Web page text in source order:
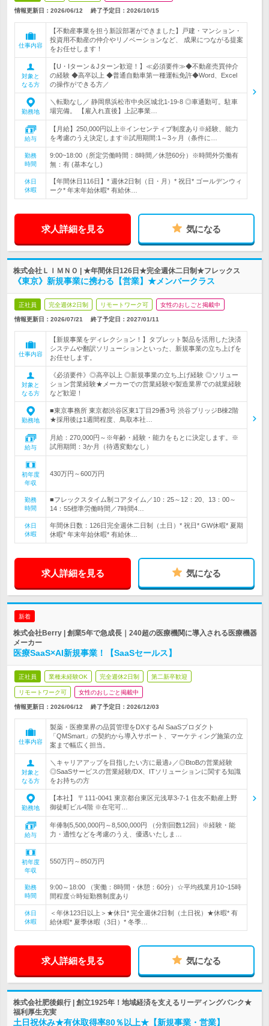
情報更新日：2026/06/12 終了予定日： 2026/10/15
仕事内容
【不動産事業を担う新設部署ができました】戸建・マンション・
投資用不動産の仲介やリノベーションなど、 成果につながる提案
をお任せします！
対象と
なる方
【U・Iターン＆Jターン歓迎！】≪必須要件≫◆不動産売買仲介
の経験 ◆高卒以上 ◆普通自動車第一種運転免許◆Word、Excel
の操作ができる方／
勤務地
＼転勤なし／ 静岡県浜松市中央区城北1-19-8 ◎車通勤可。駐車
場完備。 【雇入れ直後】上記事業…
給与
【月給】250,000円以上※インセンティブ制度あり※経験、能力
を考慮のうえ決定します※試用期間:1～3ヶ月（条件に…
勤務
時間
9:00~18:00（所定労働時間：8時間／休憩60分）※時間外労働有
無：有 (基本なし)
休日
休暇
【年間休日116日】* 週休2日制（日・月）* 祝日* ゴールデンウィ
ーク* 年末年始休暇* 有給休…
求人詳細を見る 気になる
株式会社ＬＩＭＮＯ | ★年間休日126日★完全週休二日制★フレックス
《東京》新規事業に携わる【営業】★メンバークラス
正社員 完全週休2日制 リモートワーク可 女性のおしごと掲載中
情報更新日：2026/07/21 終了予定日： 2027/01/11
仕事内容
【新規事業をディレクション！】タブレット製品を活用した決済
システムや翻訳ソリューションといった、新規事業の立ち上げを
お任せします。
対象と
なる方
《必須要件》◎高卒以上 ◎新規事業の立ち上げ経験 ◎ソリュー
ション営業経験★メーカーでの営業経験や製造業界での就業経験
など歓迎！
勤務地
■東京事務所 東京都渋谷区東1丁目29番3号 渋谷ブリッジB棟2階
★採用後は1週間程度、鳥取本社…
給与
月給：270,000円～※年齢・経験・能力をもとに決定します。※
試用期間：3か月（待遇変動なし）
初年度
年収
430万円～600万円
勤務
時間
■フレックスタイム制コアタイム／10：25～12：20、13：00～
14：55標準労働時間／7時間4…
休日
休暇
年間休日数：126日完全週休二日制（土日）* 祝日* GW休暇* 夏期
休暇* 年末年始休暇* 有給休…
求人詳細を見る 気になる
新着
株式会社Berry | 創業5年で急成長｜240超の医療機関に導入される医療機器
メーカー
医療SaaS×AI新規事業！【SaaSセールス】
正社員 業種未経験OK 完全週休2日制 第二新卒歓迎
リモートワーク可 女性のおしごと掲載中
情報更新日：2026/06/12 終了予定日： 2026/12/03
仕事内容
製薬・医療業界の品質管理をDXするAI SaaSプロダクト
「QMSmart」の契約から導入サポート、マーケティング施策の立
案まで幅広く担当。
対象と
なる方
＼キャリアアップを目指したい方に最適♪／◎BtoBの営業経験
◎SaaSサービスの営業経験/DX、ITソリューションに関する知識
をお持ちの方
勤務地
【本社】 〒111-0041 東京都台東区元浅草3-7-1 住友不動産上野
御徒町ビル4階 ※在宅可…
給与
年俸制5,500,000円～8,500,000円 （分割回数12回）※経験・能
力・適性などを考慮のうえ、優遇いたしま…
初年度
年収
550万円～850万円
勤務
時間
9:00～18:00 （実働：8時間・休憩：60分）☆平均残業月10~15時
間程度☆時短勤務制度あり
休日
休暇
＜年休123日以上＞★休日* 完全週休2日制（土日祝）★休暇* 有
給休暇* 夏季休暇（3日）* 冬季…
求人詳細を見る 気になる
株式会社肥後銀行 | 創立1925年！地域経済を支えるリーディングバンク★
福利厚生充実
土日祝休み★有休取得率80％以上★【新規事業・営業】